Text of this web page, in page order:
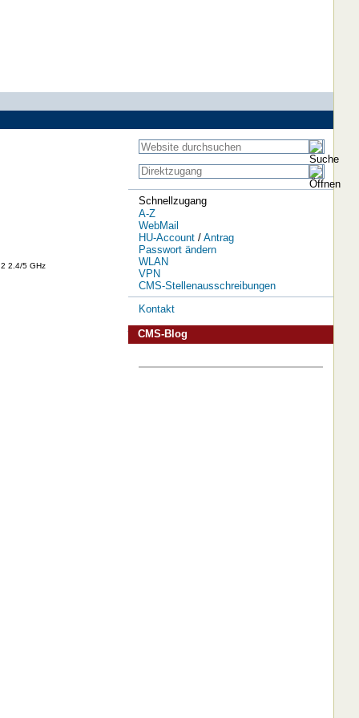
2.4/5 GHz
Schnellzugang
A-Z
WebMail
HU-Account/ Antrag
Passwort ändern
WLAN
VPN
CMS-Stellenausschreibungen
Kontakt
CMS-Blog